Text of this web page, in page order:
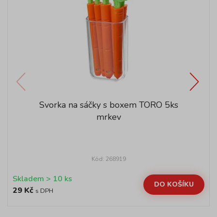
Svorka na sáčky s boxem TORO 5ks
mrkev
Kód: 268919
Skladem > 10 ks
29 Kč s DPH
DO KOŠÍKU